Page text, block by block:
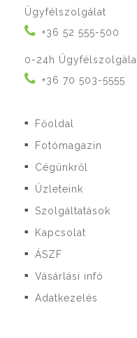
Ügyfélszolgálat
+36 52 555-500
0-24h
+36 70 503-5555
■ Főoldal
■ Fotómagazin
■ Cégünkről
■ Üzleteink
■ Szolgáltatások
■ Kapcsolat
■ ÁSZF
■ Vásárlási infó
■ Adatkezelés